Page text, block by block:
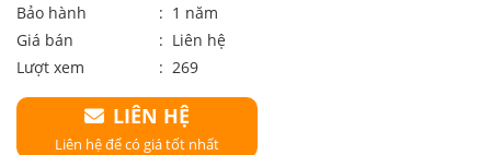
Bảo hành
: 1 năm
Giá bán
: Liên hệ
Lượt xem
: 269
LIÊN HỆ
Liên hệ để có giá tốt nhất